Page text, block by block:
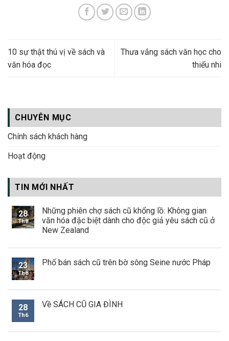
CHUYÊN MỤC
Chính sách khách hàng
Hoạt động
TIN MỚI NHẤT
28
Th8
Những phiên chợ sách cũ khổng lồ: Không gian
văn hóa đặc biệt dành cho độc giả yêu sách cũ ở
New Zealand
23
Th8
Phố bán sách cũ trên bờ sông Seine nước Pháp
28
Th6
Về SÁCH CŨ GIA ĐÌNH
10 sự thật thú vị về sách và
văn hóa đọc
Thưa vắng sách văn học cho
thiếu nhi